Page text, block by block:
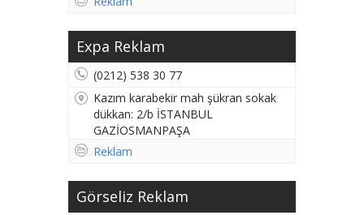
Expa Reklam
(0212) 538 30 77
Kazım karabekir mah şükran sokak
dükkan: 2/b İSTANBUL
GAZİOSMANPAŞA
Reklam
Görseliz Reklam